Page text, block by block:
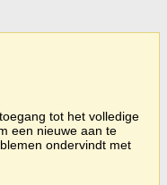
tot het volledige
een nieuwe aan te
ondervindt met